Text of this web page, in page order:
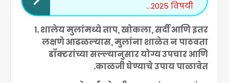
2025 विषयी...
१. शालेय मुलांमध्ये ताप, खोकला, सर्दी आणि इतर
लक्षणे आढळल्यास, मुलांना शाळेत न पाठवता
डॉक्टरांच्या सल्ल्यानुसार योग्य उपचार आणि
काळजी घेण्याचे उपाय पाळावेत.